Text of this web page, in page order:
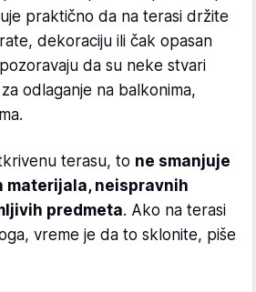
praktično da na terasi držite
dekoraciju ili čak opasan
da su neke stvari
odlaganje na balkonima,
terasu, to ne smanjuje
materijala, neispravnih
predmeta. Ako na terasi
vreme je da to sklonite, piše